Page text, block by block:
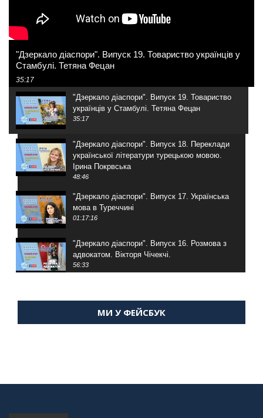
"Дзеркало діаспори". Випуск 19. Товариство українців у
Стамбулі. Тетяна Фецан
35:17
"Дзеркало діаспори". Випуск 19. Товариство
українців у Стамбулі. Тетяна Фецан
35:17
"Дзеркало діаспори". Випуск 18. Переклади
української літератури турецькою мовою.
Ірина Покрвська
48:46
"Дзеркало діаспори". Випуск 17. Українська
мова в Туреччині
01:17:16
"Дзеркало діаспори". Випуск 16. Розмова з
адвокатом. Вікторя Чічекчі.
56:33
Мухарський про життя в Туреччині
"Дзеркало діаспори". Випуск 13. МУШ в
МИ У ФЕЙСБУК